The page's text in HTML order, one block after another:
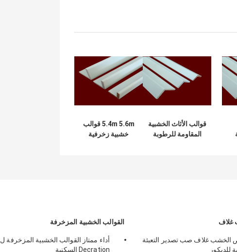
قوالب الأثاث الخشبية
المقاومة للرطوبة
5.4m 5.6m قوالب
خشبية زخرفية
القوالب الخشبية المزخرفة
أداء ممتاز القوالب الخشبية المزخرفة ل
Decration السكنية
الخشب غلاف صب تصدير التعبئة
للديكور